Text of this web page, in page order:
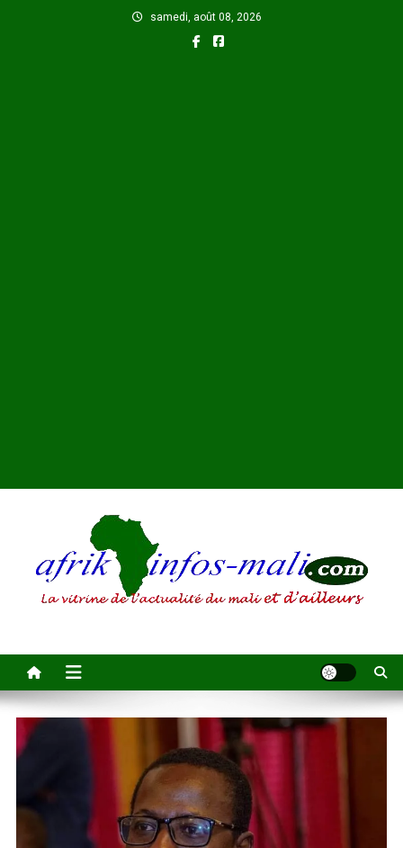
samedi, août 08, 2026